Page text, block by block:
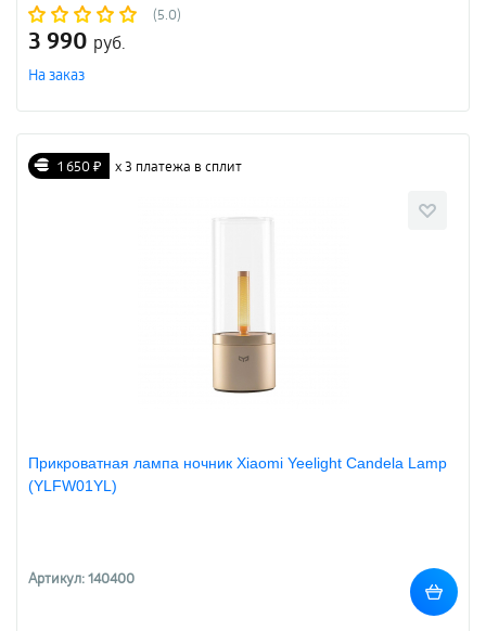
(5.0)
3 990 руб.
На заказ
1 650 ₽ х 3 платежа в сплит
Прикроватная лампа ночник Xiaomi Yeelight Candela Lamp
(YLFW01YL)
Артикул: 140400